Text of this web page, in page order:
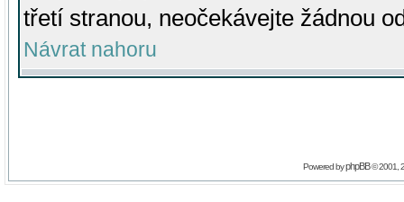
třetí stranou, neočekávejte žádnou
Návrat nahoru
Powered byphpBB© 2001,